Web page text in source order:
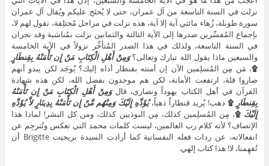
نزلت في السنة التاسعة من آل عمران، حتى لا يُحتَج عليكم ويُقال آل عمران
سورة طويلة، زُهاء مائتي آية إلا آية، هذه نزلت في مراحل مُختلِفة، نقول لهم لا،
بإجماع المُفسِّرين صدرها إلى الآية الثالثة والثمانين نزلت بمُناسَبة وفد نجران
في السنة التاسعة، ولذلك في هذا الصدر المُتأخِّر نزولاً في الآية الخامسة
والسبعين ماذا يقول الله تبارك وتعالى؟وَمِنْ أَهْلِ الْكِتَابِ مَنْ إِن تَأْمَنْهُ بِقِنطَارٍ
۩، مَن مِن المُسلِمين الآن إن أمنته بقنطار أداه إليك؟ يُوجَد لكن يبدو أنهم
صاروا قلة، ارتفعت الأمانة، لكن هم موجدون بفضل الله، لكن هذه شهادة
القرآن في أهل الكتاب يهوداً ونصارى، قالوَمِنْ أَهْلِ الْكِتَابِ مَنْ إِن تَأْمَنْهُ
بِقِنطَارٍ ۩ ذهب! يُريد قنطاراً ذهباً، يُؤَدِّهِ إِلَيْكَ وَمِنْهُم مَّنْ إِن تَأْمَنْهُ بِدِينَارٍ لاَّ يُؤَدِّهِ
إِلَيْكَ۩، مِن المُسلِمين كذلك، مِن البوذيين كذلك، ومن كل البشر! لماذا هذا
الإنصاف؟ لأنه كلام رب العالمين، ليست كلمات محمد التي تعكس وتُترجِم عن
انفعالاته، عن ردات فعله النفسانية كما أرادت السيدة بريجيت Brigitte أن
تُفهِمنا، لا! هذا كتاب إلهي.